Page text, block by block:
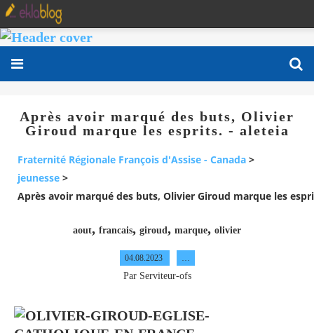
Après avoir marqué des buts, Olivier
Giroud marque les esprits. - aleteia
Fraternité Régionale François d'Assise - Canada >
jeunesse >
Après avoir marqué des buts, Olivier Giroud marque les
aout, francais, giroud , marque, olivier
04.08.2023
Par Serviteur-ofs